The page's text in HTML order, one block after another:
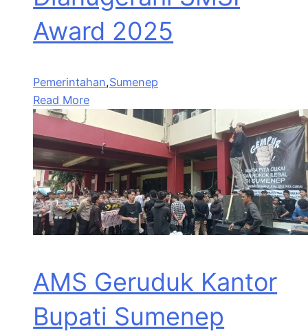
Award 2025
Pemerintahan,Sumenep
Read More
AMS Geruduk Kantor
Bupati Sumenep